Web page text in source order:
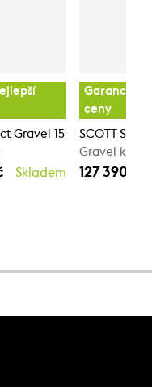
Gravel 15
Skladem
Garance
ceny
SCOTT
Gravel kolo
127 390 Kč